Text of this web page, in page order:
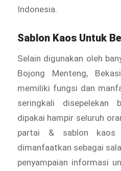
Indonesia.
Sablon Kaos Untuk
Selain digunakan oleh
Bojong Menteng,
memiliki fungsi dan
seringkali disepelekan
dipakai hampir seluruh
partai & sablon kaos
dimanfaatkan sebagai
penyampaian informasi